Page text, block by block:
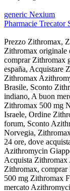
generic Nexium
Pharmacie Trecator
Prezzo Zithromax,
Zithromax originale
comprar Zithromax
españa, Acquistare
Zithromax
Brasile, Sconto
indiano, A buon
Zithromax 500 mg
Israele, Ordine
forum, Sconto
Norvegia,
24 ore, dove
Azithromycin
Acquista Zithromax
Zithromax, comprar
500 mg Zithromax
mercato